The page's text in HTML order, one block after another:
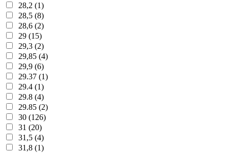
28,2 (1)
28,5 (8)
28,6 (2)
29 (15)
29,3 (2)
29,85 (4)
29,9 (6)
29.37 (1)
29.4 (1)
29.8 (4)
29.85 (2)
30 (126)
31 (20)
31,5 (4)
31,8 (1)